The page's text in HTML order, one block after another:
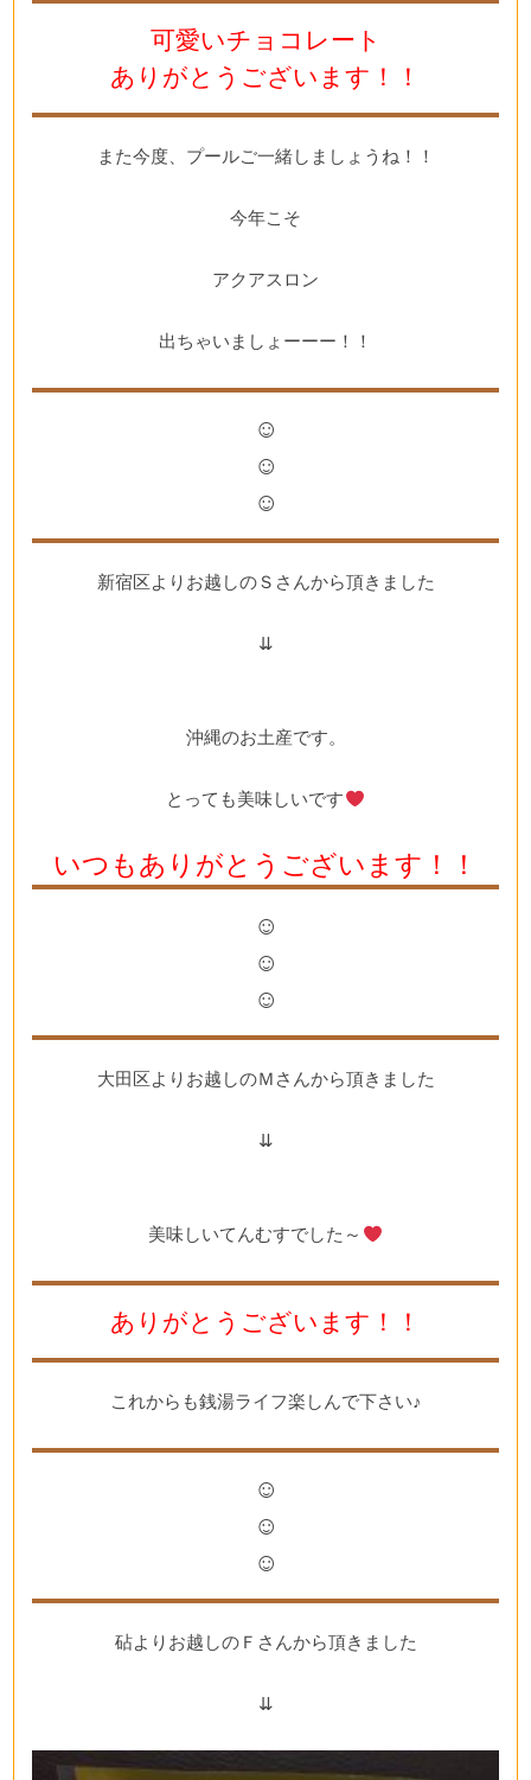
可愛いチョコレート
ありがとうございます！！
また今度、プールご一緒しましょうね！！
今年こそ
アクアスロン
出ちゃいましょーーー！！
☺
☺
☺
新宿区よりお越しのＳさんから頂きました
⇊
沖縄のお土産です。
とっても美味しいです
いつもありがとうございます！！
☺
☺
☺
大田区よりお越しのＭさんから頂きました
⇊
美味しいてんむすでした～
ありがとうございます！！
これからも銭湯ライフ楽しんで下さい♪
☺
☺
☺
砧よりお越しのＦさんから頂きました
⇊